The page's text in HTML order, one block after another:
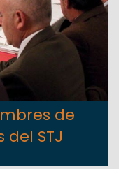
de
STJ